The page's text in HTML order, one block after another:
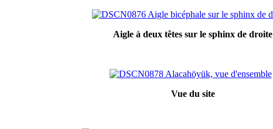
Aigle à deux têtes sur le sphinx de droite
Vue du site